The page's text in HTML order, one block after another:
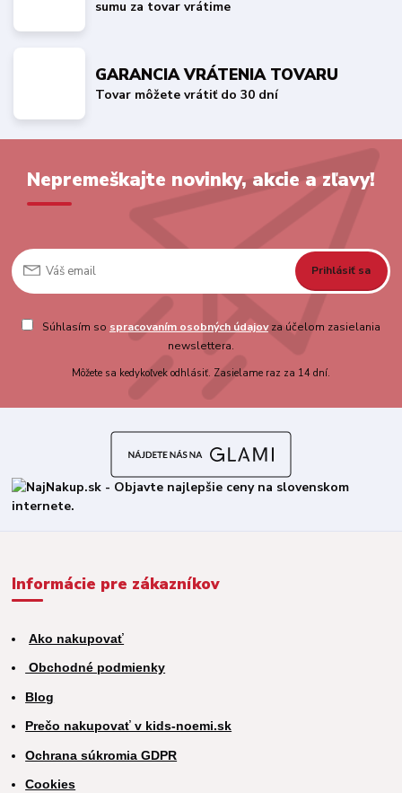
sumu za tovar vrátime
GARANCIA VRÁTENIA TOVARU
Tovar môžete vrátiť do 30 dní
Nepremeškajte novinky, akcie a zľavy!
Prihlásiť sa
Súhlasím so spracovaním osobných údajovza účelom zasielania
newslettera.
Môžete sa kedykoľvek odhlásiť. Zasielame raz za 14 dní.
Informácie pre zákazníkov
Ako nakupovať
Obchodné podmienky
Blog
Prečo nakupovať v kids-noemi.sk
Ochrana súkromia GDPR
Cookies